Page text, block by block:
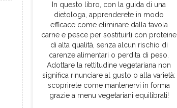
In questo libro, con la guida di una
dietologa, apprenderete in modo
efficace come eliminare dalla tavola
carne e pesce per sostituirli con proteine
di alta qualità, senza alcun rischio di
carenze alimentari o perdita di peso.
Adottare la rettitudine vegetariana non
significa rinunciare al gusto o alla varietà:
scoprirete come mantenervi in forma
grazie a menu vegetariani equilibrati!